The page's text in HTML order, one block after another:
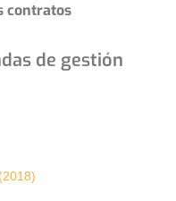
contratos
de gestión